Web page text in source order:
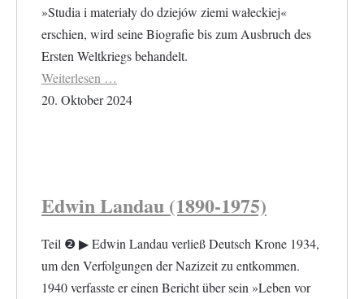
»Studia i materiały do dziejów ziemi wałeckiej«
erschien, wird seine Biografie bis zum Ausbruch des
Ersten Weltkriegs behandelt.
Weiterlesen …
20. Oktober 2024
Edwin Landau (1890-1975)
Teil ❷ ▶︎ Edwin Landau verließ Deutsch Krone 1934,
um den Verfolgungen der Nazizeit zu entkommen.
1940 verfasste er einen Bericht über sein »Leben vor